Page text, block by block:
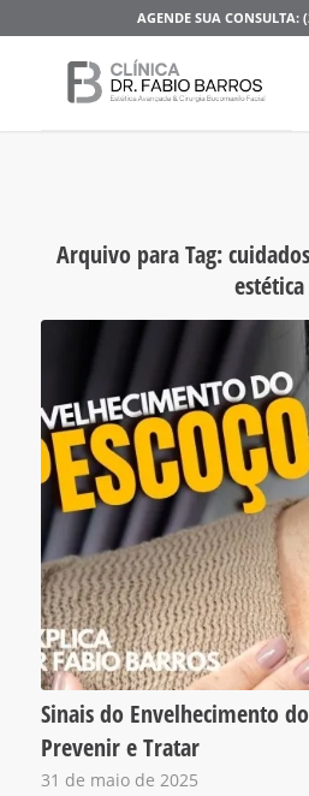
AGENDE SUA CONSULTA:
Arquivo para Tag:
estética
Sinais do Envelhecimento
Prevenir e Tratar
31 de maio de 2025